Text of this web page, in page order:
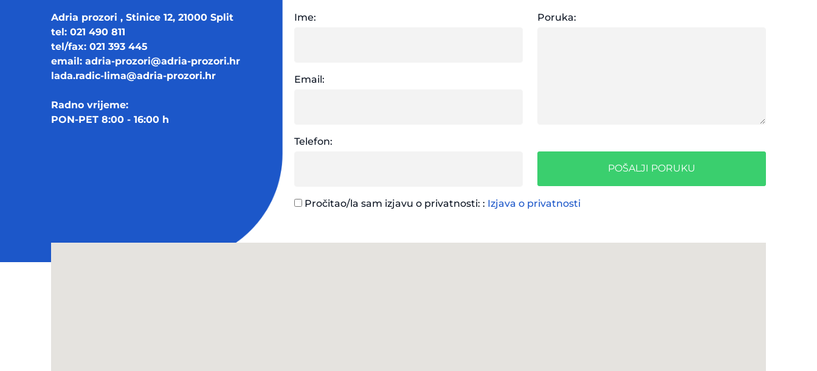
Adria prozori , Stinice 12, 21000 Split
tel: 021 490 811
tel/fax: 021 393 445
email: adria-prozori@adria-prozori.hr
lada.radic-lima@adria-prozori.hr
Radno vrijeme:
PON-PET 8:00 - 16:00 h
Ime:
Email:
Poruka:
Telefon:
POŠALJI PORUKU
Pročitao/la sam izjavu o privatnosti: : Izjava o privatnosti